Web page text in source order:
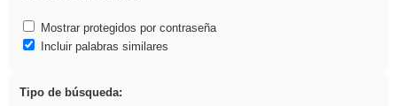
Mostrar protegidos por contraseña
Incluir palabras similares
Tipo de búsqueda: